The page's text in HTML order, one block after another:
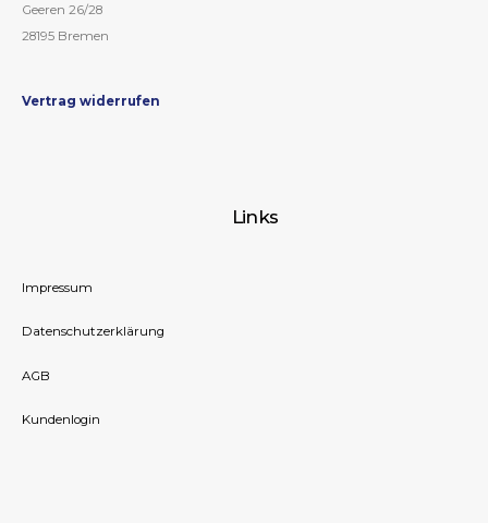
Geeren 26/28
28195 Bremen
Vertrag widerrufen
Links
Impressum
Datenschutzerklärung
AGB
Kundenlogin